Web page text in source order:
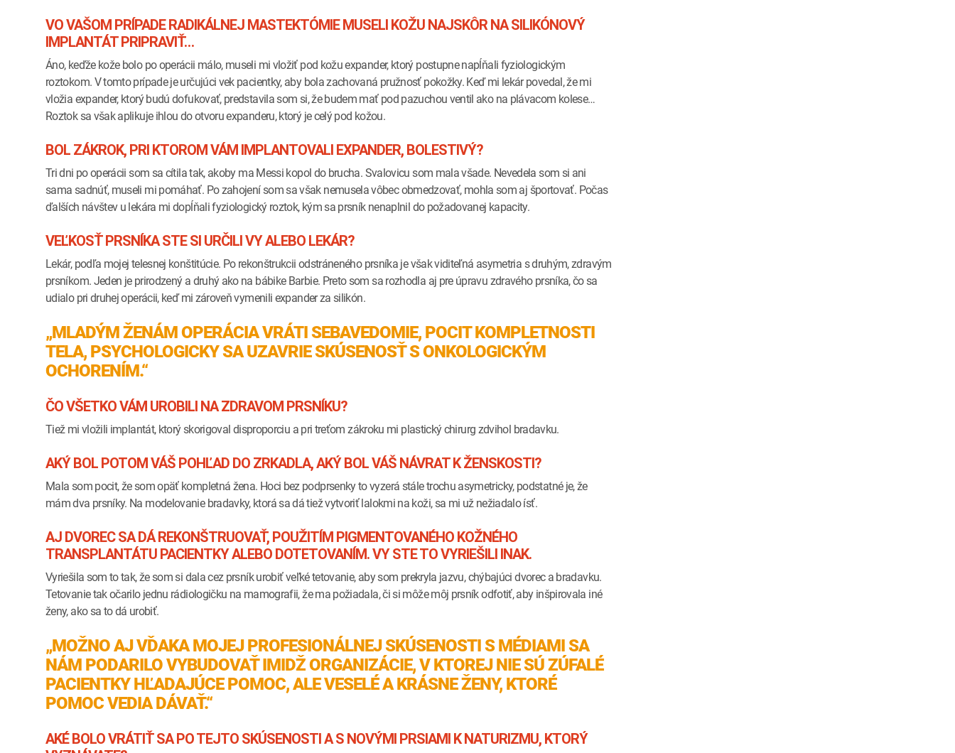
VO VAŠOM PRÍPADE RADIKÁLNEJ MASTEKTÓMIE MUSELI KOŽU NAJSKÔR NA SILIKÓNOVÝ
IMPLANTÁT PRIPRAVIŤ…
Áno, keďže kože bolo po operácii málo, museli mi vložiť pod kožu expander, ktorý postupne napĺňali fyziologickým
roztokom. V tomto prípade je určujúci vek pacientky, aby bola zachovaná pružnosť pokožky. Keď mi lekár povedal, že mi
vložia expander, ktorý budú dofukovať, predstavila som si, že budem mať pod pazuchou ventil ako na plávacom kolese…
Roztok sa však aplikuje ihlou do otvoru expanderu, ktorý je celý pod kožou.
BOL ZÁKROK, PRI KTOROM VÁM IMPLANTOVALI EXPANDER, BOLESTIVÝ?
Tri dni po operácii som sa cítila tak, akoby ma Messi kopol do brucha. Svalovicu som mala všade. Nevedela som si ani
sama sadnúť, museli mi pomáhať. Po zahojení som sa však nemusela vôbec obmedzovať, mohla som aj športovať. Počas
ďalších návštev u lekára mi dopĺňali fyziologický roztok, kým sa prsník nenaplnil do požadovanej kapacity.
VEĽKOSŤ PRSNÍKA STE SI URČILI VY ALEBO LEKÁR?
Lekár, podľa mojej telesnej konštitúcie. Po rekonštrukcii odstráneného prsníka je však viditeľná asymetria s druhým, zdravým
prsníkom. Jeden je prirodzený a druhý ako na bábike Barbie. Preto som sa rozhodla aj pre úpravu zdravého prsníka, čo sa
udialo pri druhej operácii, keď mi zároveň vymenili expander za silikón.
„MLADÝM ŽENÁM OPERÁCIA VRÁTI SEBAVEDOMIE, POCIT KOMPLETNOSTI
TELA, PSYCHOLOGICKY SA UZAVRIE SKÚSENOSŤ S ONKOLOGICKÝM
OCHORENÍM.“
ČO VŠETKO VÁM UROBILI NA ZDRAVOM PRSNÍKU?
Tiež mi vložili implantát, ktorý skorigoval disproporciu a pri treťom zákroku mi plastický chirurg zdvihol bradavku.
AKÝ BOL POTOM VÁŠ POHĽAD DO ZRKADLA, AKÝ BOL VÁŠ NÁVRAT K ŽENSKOSTI?
Mala som pocit, že som opäť kompletná žena. Hoci bez podprsenky to vyzerá stále trochu asymetricky, podstatné je, že
mám dva prsníky. Na modelovanie bradavky, ktorá sa dá tiež vytvoriť lalokmi na koži, sa mi už nežiadalo ísť.
AJ DVOREC SA DÁ REKONŠTRUOVAŤ, POUŽITÍM PIGMENTOVANÉHO KOŽNÉHO
TRANSPLANTÁTU PACIENTKY ALEBO DOTETOVANÍM. VY STE TO VYRIEŠILI INAK.
Vyriešila som to tak, že som si dala cez prsník urobiť veľké tetovanie, aby som prekryla jazvu, chýbajúci dvorec a bradavku.
Tetovanie tak očarilo jednu rádiologičku na mamografii, že ma požiadala, či si môže môj prsník odfotiť, aby inšpirovala iné
ženy, ako sa to dá urobiť.
„MOŽNO AJ VĎAKA MOJEJ PROFESIONÁLNEJ SKÚSENOSTI S MÉDIAMI SA
NÁM PODARILO VYBUDOVAŤ IMIDŽ ORGANIZÁCIE, V KTOREJ NIE SÚ ZÚFALÉ
PACIENTKY HĽADAJÚCE POMOC, ALE VESELÉ A KRÁSNE ŽENY, KTORÉ
POMOC VEDIA DÁVAŤ.“
AKÉ BOLO VRÁTIŤ SA PO TEJTO SKÚSENOSTI A S NOVÝMI PRSIAMI K NATURIZMU, KTORÝ